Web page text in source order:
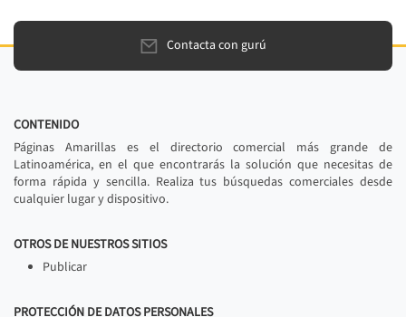
Contacta con gurú
CONTENIDO
Páginas Amarillas es el directorio comercial más grande de
Latinoamérica, en el que encontrarás la solución que necesitas de
forma rápida y sencilla. Realiza tus búsquedas comerciales desde
cualquier lugar y dispositivo.
OTROS DE NUESTROS SITIOS
Publicar
PROTECCIÓN DE DATOS PERSONALES